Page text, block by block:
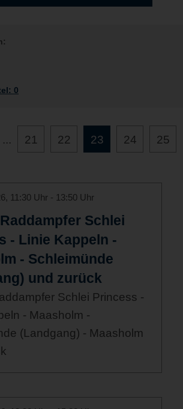
0
... 21 22 23 24 25
11:30 Uhr - 13:50 Uhr
Schlei
- Linie Kappeln -
- Schleimünde
und zurück
Schlei Princess -
- Maasholm -
(Landgang) - Maasholm